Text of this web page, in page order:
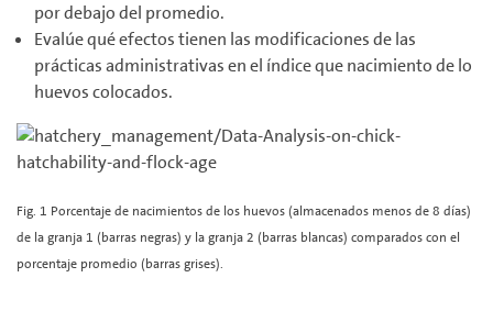
por debajo del promedio.
Evalúe qué efectos tienen las modificaciones de las
prácticas administrativas en el índice que nacimiento de lo
huevos colocados.
Fig. 1 Porcentaje de nacimientos de los huevos (almacenados menos de 8 días)
de la granja 1 (barras negras) y la granja 2 (barras blancas) comparados con el
porcentaje promedio (barras grises).